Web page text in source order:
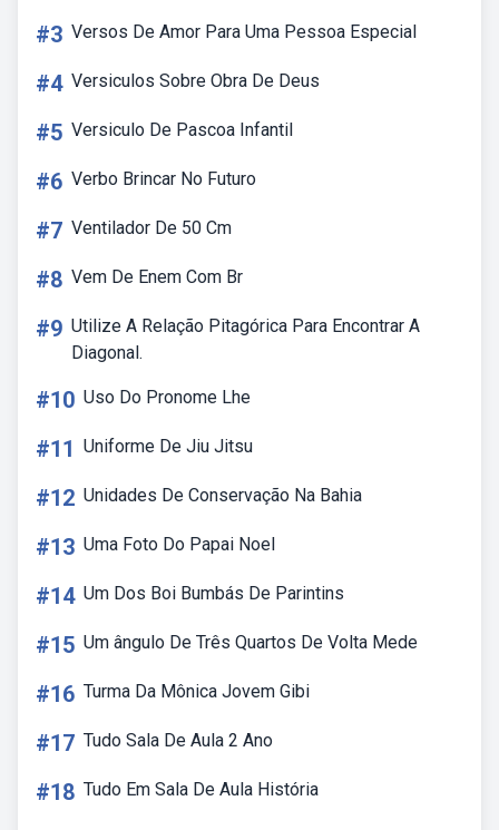
#3 Versos De Amor Para Uma Pessoa Especial
#4 Versiculos Sobre Obra De Deus
#5 Versiculo De Pascoa Infantil
#6 Verbo Brincar No Futuro
#7 Ventilador De 50 Cm
#8 Vem De Enem Com Br
#9 Utilize A Relação Pitagórica Para Encontrar A
Diagonal.
#10 Uso Do Pronome Lhe
#11 Uniforme De Jiu Jitsu
#12 Unidades De Conservação Na Bahia
#13 Uma Foto Do Papai Noel
#14 Um Dos Boi Bumbás De Parintins
#15 Um ângulo De Três Quartos De Volta Mede
#16 Turma Da Mônica Jovem Gibi
#17 Tudo Sala De Aula 2 Ano
#18 Tudo Em Sala De Aula História